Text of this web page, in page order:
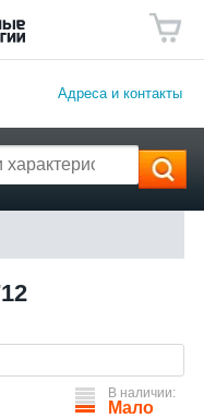
Адреса и контакты
В наличии:
Мало